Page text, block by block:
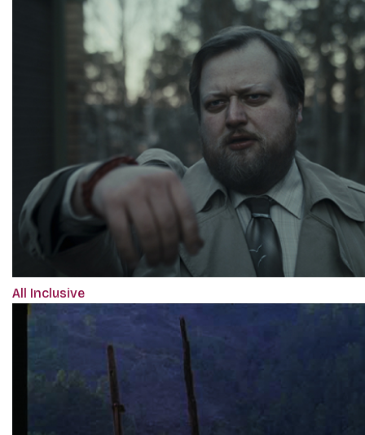
All Inclusive